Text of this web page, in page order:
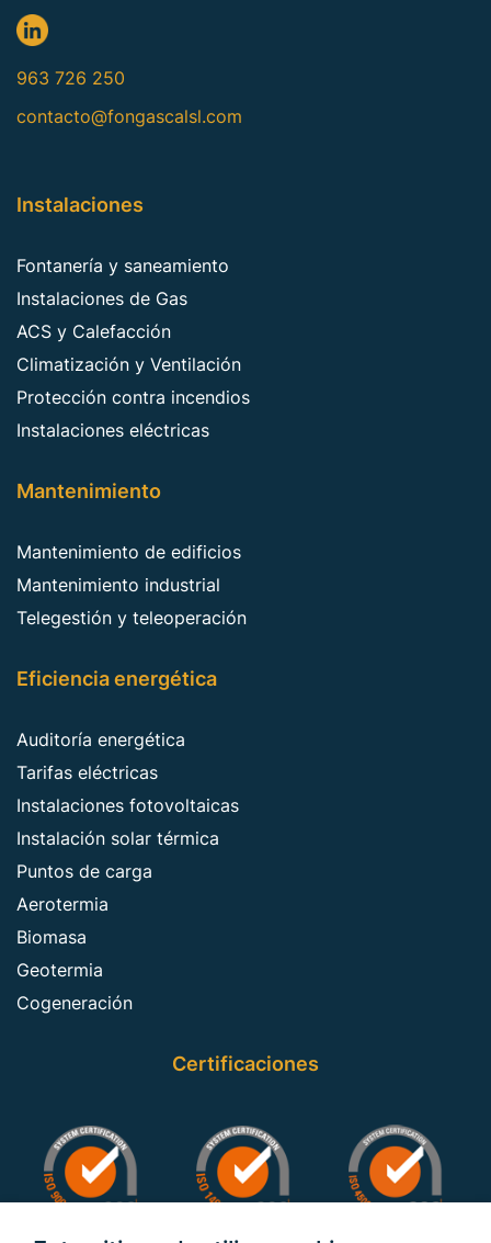
Instalaciones
Fontanería y saneamiento
Instalaciones de Gas
ACS y Calefacción
Climatización y Ventilación
Protección contra incendios
Instalaciones eléctricas
Mantenimiento
Mantenimiento de edificios
Mantenimiento industrial
Telegestión y teleoperación
Eficiencia energética
Auditoría energética
Tarifas eléctricas
Instalaciones fotovoltaicas
Instalación solar térmica
Puntos de carga
Aerotermia
Biomasa
Geotermia
Cogeneración
Certificaciones
963 726 250
contacto@fongascalsl.com